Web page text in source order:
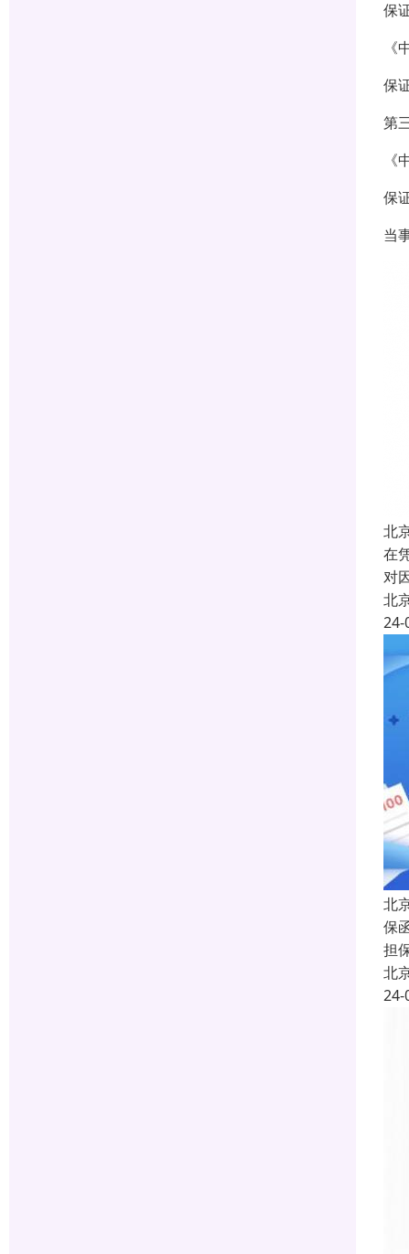
保
保
第
保
当
北
在
对
北
24-
北
保
担
北
24-